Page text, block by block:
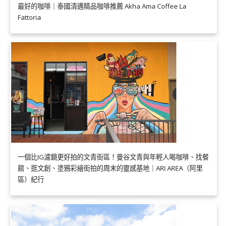
最好的咖啡｜泰國清邁精品咖啡推薦 Akha Ama Coffee La
Fattoria
一個比IG濾鏡更好拍的文青街區！曼谷文青與年輕人喝咖啡、找餐
館、逛文創、塗鴉彩繪街拍的周末的靈感基地｜ARI AREA（阿里
區）紀行